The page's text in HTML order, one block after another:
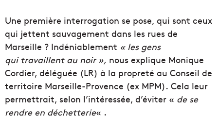
Une première interrogation se pose, qui sont ceux
qui jettent sauvagement dans les rues de
Marseille ? Indéniablement « les gens
qui travaillent au noir », nous explique Monique
Cordier, déléguée (LR) à la propreté au Conseil de
territoire Marseille-Provence (ex MPM). Cela leur
permettrait, selon l’intéressée, d’éviter « de se
rendre en déchetterie« .